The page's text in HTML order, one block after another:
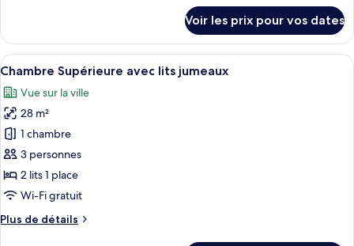
le
type
de
2
Bedroom
Suite
Voir les prix pour vos dates
Afficher
toutes
les
photos
pour
ce
type
de
chambre :
Chambre
Une chambre d’hôtel avec deux
6
Chambre Supérieure avec lits jumeaux
Vue sur la ville
28 m²
1 chambre
3 personnes
2 lits 1 place
Wi-Fi gratuit
Plus de détails
Plus